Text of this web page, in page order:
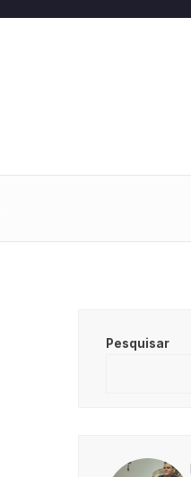
Pesquisar